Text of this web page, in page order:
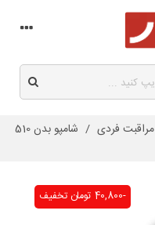
فردی /
شامپو بدن 510
تخفیف -40,800 تومان